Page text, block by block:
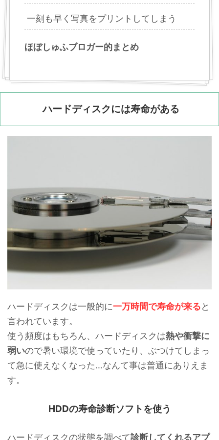
一刻も早く写真をプリントしてしまう
ほぼしゅふブロガー的まとめ
ハードディスクには寿命がある
ハードディスクは一般的に一万時間で寿命が来ると
言われています。
使う頻度はもちろん、ハードディスクは熱や衝撃に
弱いので暑い環境で使っていたり、ぶつけてしまっ
て急に使えなくなった…なんて事は普通にありえま
す。
HDDの寿命診断ソフトを使う
ハードディスクの状態を調べて診断してくれるアプ